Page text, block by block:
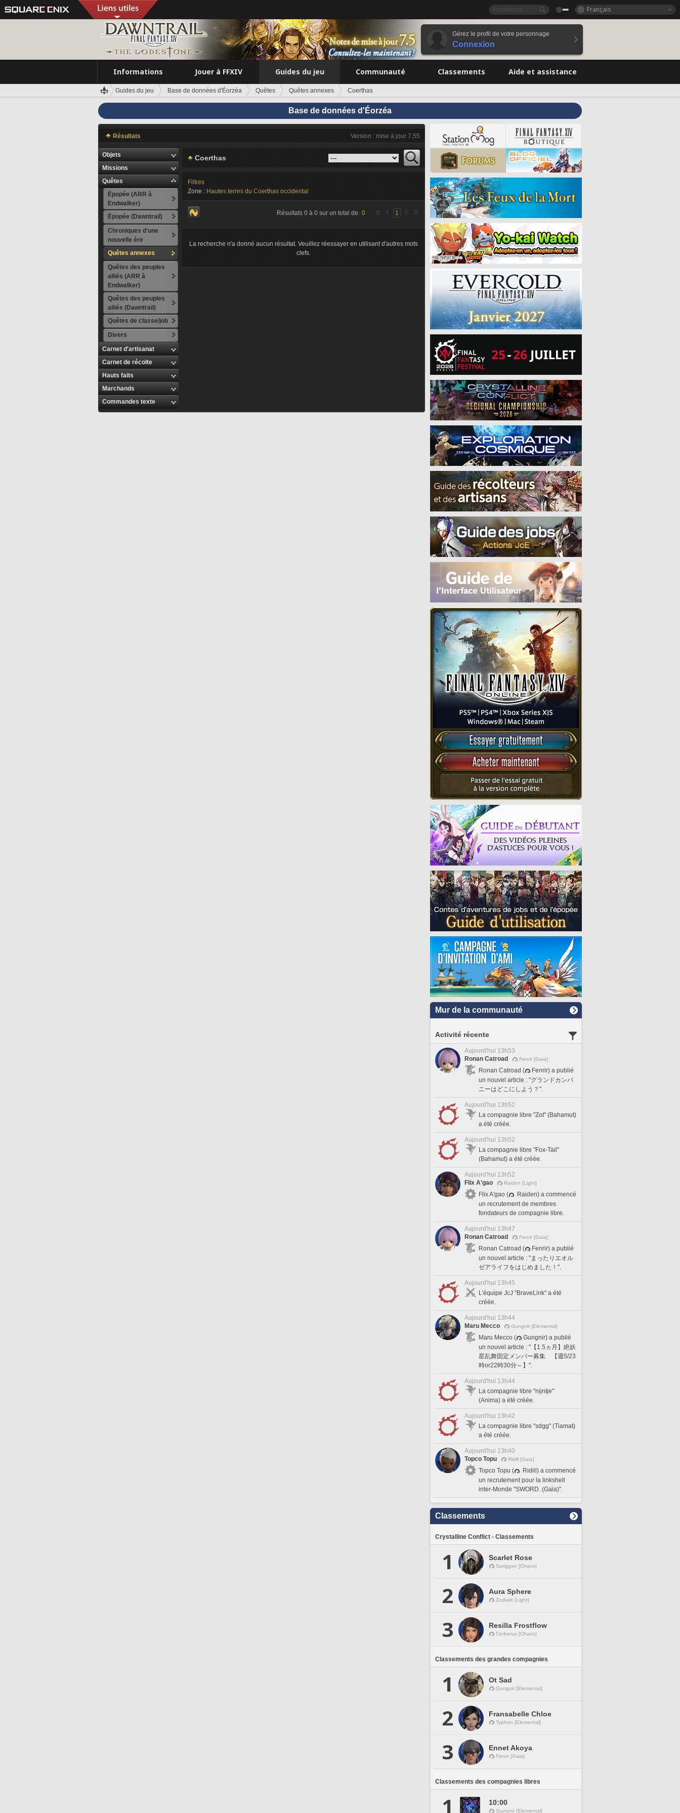
Français
Gérez le profil de votre personnage
Connexion
Informations Jouer à FFXIV Guides du jeu Communauté Classements Aide et assistance
Guides du jeu Base de données d'Éorzéa Quêtes Quêtes annexes Coerthas
Base de données d'Éorzéa
Résultats Version : mise à jour 7.55
Objets
Missions
Quêtes
Épopée (ARR à
Endwalker)
Épopée (Dawntrail)
Chroniques d'une
nouvelle ère
Quêtes annexes
Quêtes des peuples
alliés (ARR à
Endwalker)
Quêtes des peuples
alliés (Dawntrail)
Quêtes de classe/job
Divers
Carnet d'artisanat
Carnet de récolte
Hauts faits
Marchands
Commandes texte
Coerthas
Filtres
Zone : Hautes terres du Coerthas occidental
Résultats 0 à 0 sur un total de 0 1
La recherche n'a donné aucun résultat. Veuillez réessayer en utilisant d'autres mots
clefs.
Mur de la communauté
Activité récente
Aujourd'hui 13h53
Ronan Catroad
Fenrir [Gaia]
Ronan Catroad (
Fenrir) a publié
un nouvel article : "グランドカンパ
ニーはどこにしよう？".
Aujourd'hui 13h52
La compagnie libre "Zot" (Bahamut)
a été créée.
Aujourd'hui 13h52
La compagnie libre "Fox-Tail"
(Bahamut) a été créée.
Aujourd'hui 13h52
Flix A'gao
Raiden [Light]
Flix A'gao (
Raiden) a commencé
un recrutement de membres
fondateurs de compagnie libre.
Aujourd'hui 13h47
Ronan Catroad
Fenrir [Gaia]
Ronan Catroad (
Fenrir) a publié
un nouvel article : "まったりエオル
ゼアライフをはじめました！".
Aujourd'hui 13h45
L'équipe JcJ "BraveLink" a été
créée.
Aujourd'hui 13h44
Maru Mecco
Gungnir [Elemental]
Maru Mecco (
Gungnir) a publié
un nouvel article : "【1.5ヵ月】絶妖
星乱舞固定メンバー募集 【週5/23
時or22時30分～】".
Aujourd'hui 13h44
La compagnie libre "nijntje"
(Anima) a été créée.
Aujourd'hui 13h42
La compagnie libre "sdgg" (Tiamat)
a été créée.
Aujourd'hui 13h40
Topco Topu
Ridill [Gaia]
Topco Topu (
Ridill) a commencé
un recrutement pour la linkshell
inter-Monde "SWORD. (Gaia)".
Classements
Crystalline Conflict - Classements
1 Scarlet Rose
Spriggan [Chaos]
2 Aura Sphere
Zodiark [Light]
3 Resilla Frostflow
Cerberus [Chaos]
Classements des grandes compagnies
1 Ot Sad
Gungnir [Elemental]
2 Fransabelle Chloe
Typhon [Elemental]
3 Ennet Akoya
Fenrir [Gaia]
Classements des compagnies libres
1 10:00
Gungnir [Elemental]